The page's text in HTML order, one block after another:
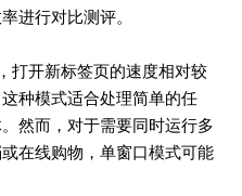
进行对比测评。
打开新标签页的速度相对较
种模式适合处理简单的任
然而，对于需要同时运行多
在线购物，单窗口模式可能